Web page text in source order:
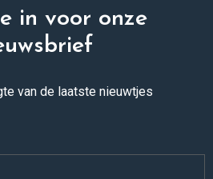
in voor onze
van de laatste nieuwtjes